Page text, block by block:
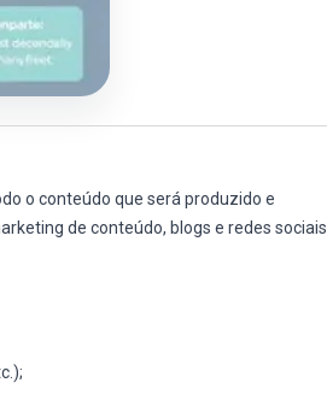
o conteúdo que será produzido e
de conteúdo, blogs e redes sociais.